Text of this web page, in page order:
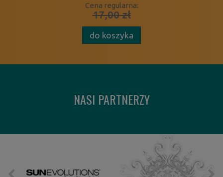
Cena regularna:
17,00 zł
do koszyka
NASI PARTNERZY